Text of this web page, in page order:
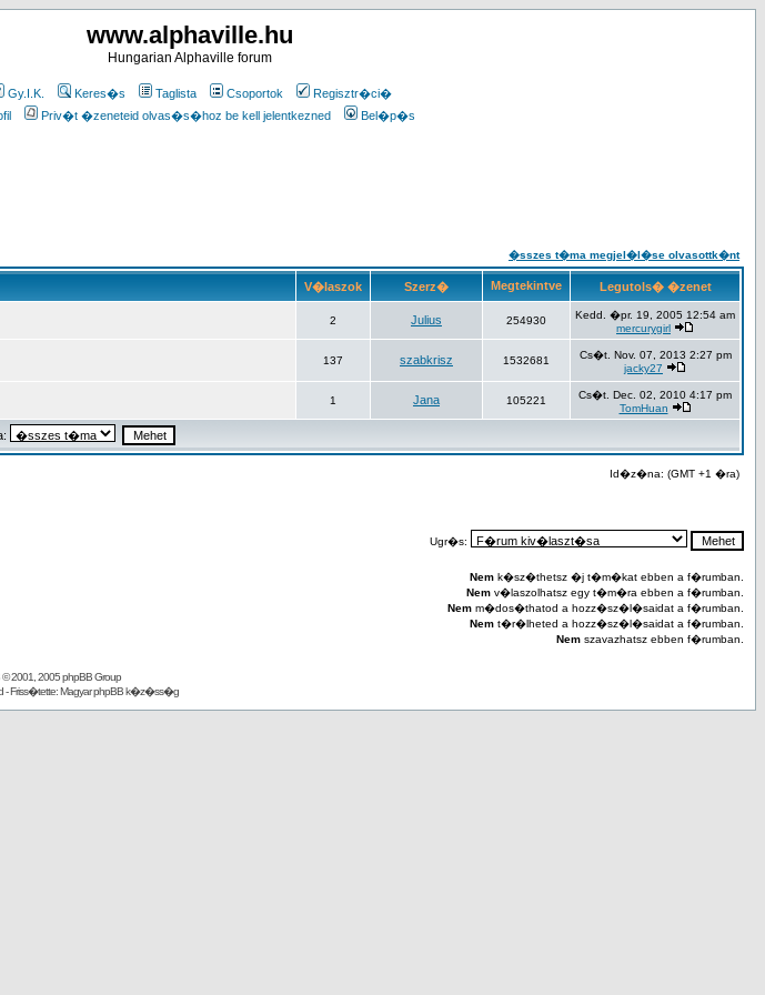
www.alphaville.hu
Hungarian Alphaville forum
Gy.I.K. Keres�s Taglista Csoportok
Regisztr�ci�
Priv�t �zeneteid olvas�s�hoz be kell jelentkezned Bel�p�s
�sszes t�ma megjel�l�se olvasottk�nt
V�laszok Szerz� Megtekintve Legutols� �zenet
2 Julius 254930
Kedd. �pr. 19, 2005 12:54 am
mercurygirl
137 szabkrisz 1532681
Cs�t. Nov. 07, 2013 2:27 pm
jacky27
1 Jana 105221
Cs�t. Dec. 02, 2010 4:17 pm
TomHuan
Id�z�na: (GMT +1 �ra)
Ugr�s:
Nem k�sz�thetsz �j t�m�kat ebben a f�rumban.
Nem v�laszolhatsz egy t�m�ra ebben a f�rumban.
Nem m�dos�thatod a hozz�sz�l�saidat a f�rumban.
Nem t�r�lheted a hozz�sz�l�saidat a f�rumban.
Nem szavazhatsz ebben f�rumban.
© 2001, 2005 phpBB Group
- Friss�tette:Magyar phpBB k�z�ss�g